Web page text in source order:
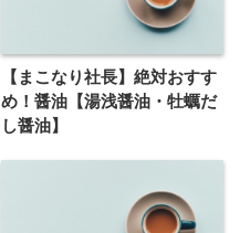
【まこなり社長】絶対おすす
め！醤油【湯浅醤油・牡蠣だ
し醤油】